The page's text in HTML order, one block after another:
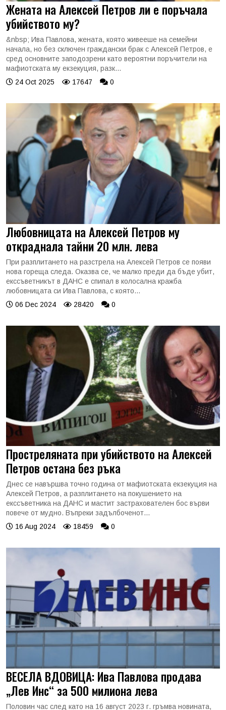
Жената на Алексей Петров ли е поръчала
убийството му?
&nbsp; Ива Павлова, жената, която живееше на семейни
начала, но без сключен граждански брак с Алексей Петров, е
сред основните заподозрени като вероятни поръчители на
мафиотската му екзекуция, разк...
24 Oct 2025
17647 0
Любовницата на Алексей Петров му
откраднала тайни 20 млн. лева
При разплитането на разстрела на Алексей Петров се появи
нова гореща следа. Оказва се, че малко преди да бъде убит,
екссъветникът в ДАНС е спипал в колосална кражба
любовницата си Ива Павлова, с която...
06 Dec 2024
28420 0
Простреляната при убийството на Алексей
Петров остана без ръка
Днес се навършва точно година от мафиотската екзекуция на
Алексей Петров, а разплитането на покушението на
екссъветника на ДАНС и мастит застрахователен бос върви
повече от мудно. Въпреки задълбоченот...
16 Aug 2024
18459 0
ВЕСЕЛА ВДОВИЦА: Ива Павлова продава
„Лев Инс“ за 500 милиона лева
Половин час след като на 16 август 2023 г. гръмва новината,